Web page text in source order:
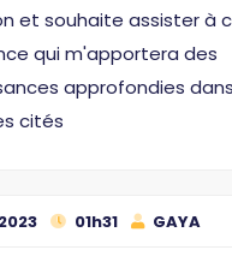
et souhaite assister à
qui m'apportera des
approfondies
cités
01h31 GAYA